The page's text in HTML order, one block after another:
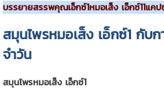
บรรยายสรรพคุณเอ็กซ์1หมอเส็ง เอ็กซ์11แค
สมุนไพรหมอเส็ง เอ็กซ์1 กับ
จำวัน
สมุนไพรหมอเส็ง เอ็กซ์1